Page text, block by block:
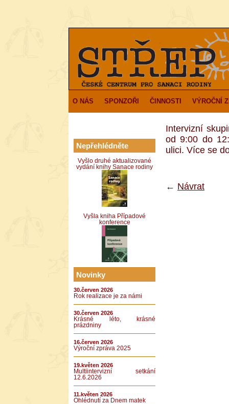
O NÁS SPONZOŘI ČINNOSTI VÝROČNÍ
Nepřehlédněte
Vyšlo druhé aktualizované
vydání knihy Sanace rodiny
Vyšla kniha Případové
konference
Novinky
30.červen 2026
Rok realizace je za námi
30.červen 2026
Krásné léto, krásné
prázdniny
16.červen 2026
Výroční zpráva 2025
19.květen 2026
Multiintervizní setkání
12.6.2026
11.květen 2026
Ohlédnutí za Dnem matek
Intervizní
od 9:00 do
ulici. Více se
← Návrat